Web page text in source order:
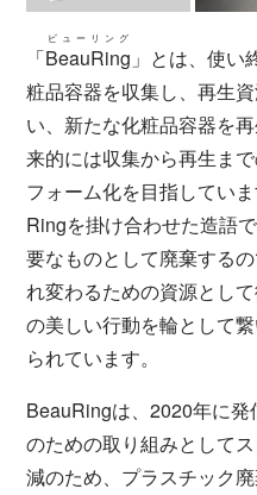
「BeauRing
ビューリング
」とは、使い
粧品容器を収集し、再生
い、新たな化粧品容器を
来的には収集から再生ま
フォーム化を目指してい
Ringを掛け合わせた造語
要なものとして廃棄する
れ変わるための資源とし
の美しい行動を輪として
られています。
BeauRingは、2020年に発
のための取り組みとして
減のため、プラスチック